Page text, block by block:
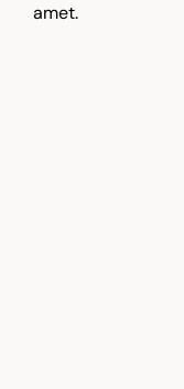
amet.